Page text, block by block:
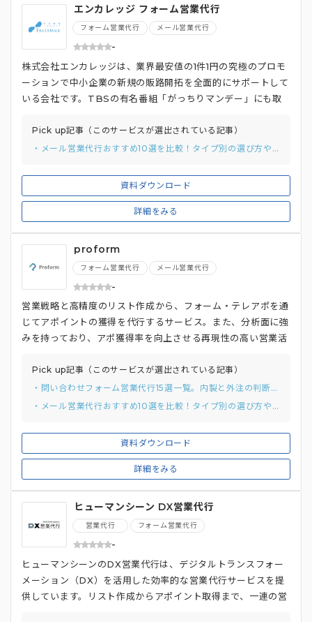
エンカレッジ フォーム営業代行
フォーム営業代行 メール営業代行
-
資料ダウンロード
詳細をみる
株式会社エンカレッジは、業界最安値の1件1円の究極のプロモ
ーションで中小企業の新規の販路開拓を全面的にサポートして
いる会社です。TBSの有名番組「がっちりマンデー」にも取
Pick up記事（このサービスが選出されている記事）
・メール営業代行おすすめ10選を比較！タイプ別の選び方や費用相場を徹底解説
proform
フォーム営業代行 メール営業代行
-
資料ダウンロード
詳細をみる
営業戦略と高精度のリスト作成から、フォーム・テレアポを通
じてアポイントの獲得を代行するサービス。また、分析面に強
みを持っており、アポ獲得率を向上させる再現性の高い営業活
Pick up記事（このサービスが選出されている記事）
・問い合わせフォーム営業代行15選一覧。内製と外注の判断基準から徹底解説
・メール営業代行おすすめ10選を比較！タイプ別の選び方や費用相場を徹底解説
ヒューマンシーン DX営業代行
営業代行 フォーム営業代行
-
ヒューマンシーンのDX営業代行は、デジタルトランスフォー
メーション（DX）を活用した効率的な営業代行サービスを提
供しています。リスト作成からアポイント取得まで、一連の営